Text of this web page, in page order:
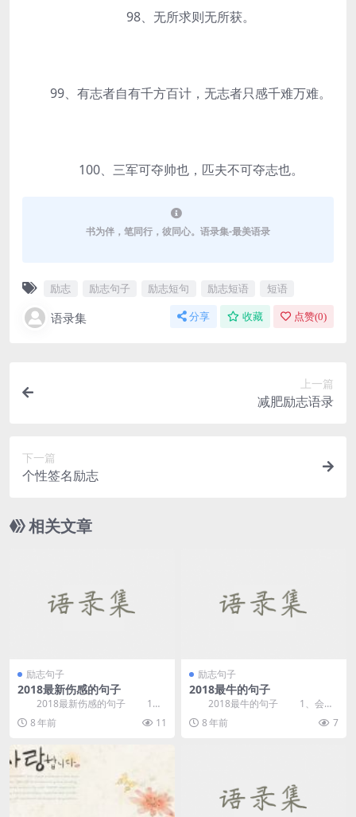
98、无所求则无所获。
99、有志者自有千方百计，无志者只感千难万难。
100、三军可夺帅也，匹夫不可夺志也。
书为伴，笔同行，彼同心。语录集-最美语录
励志 励志句子 励志短句 励志短语 短语
语录集 分享 收藏 点赞(0)
上一篇
减肥励志语录
下一篇
个性签名励志
相关文章
励志句子
2018最新伤感的句子
2018最新伤感的句子 1、
女生之间的那句我爱你，是男生永
远比不了的情。...
8 年前 11
励志句子
2018最牛的句子
2018最牛的句子 1、会套
路而不套路是最深的套路。
2、人生就像打...
8 年前 7